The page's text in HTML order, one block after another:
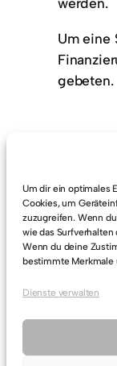
Um dir ein optimales
Cookies, um
zuzugreifen. Wenn
wie das
Wenn du deine
bestimmte
Dienste verwalten
Um eine
gebeten.